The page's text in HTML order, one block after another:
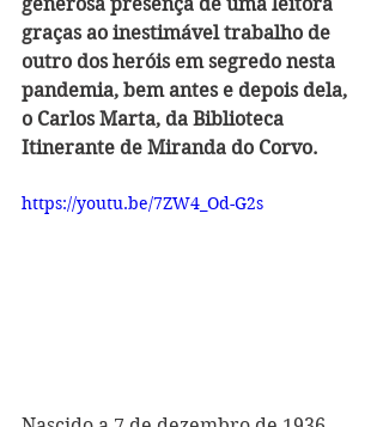
graças ao inestimável trabalho de
outro dos heróis em segredo nesta
pandemia, bem antes e depois dela,
o Carlos Marta, da Biblioteca
Itinerante de Miranda do Corvo.
https://youtu.be/7ZW4_Od-G2s